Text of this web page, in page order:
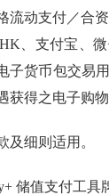
流动支付／合
HK、支付宝、
子货币包交易
获得之电子购
及细则适用。
储值支付工具